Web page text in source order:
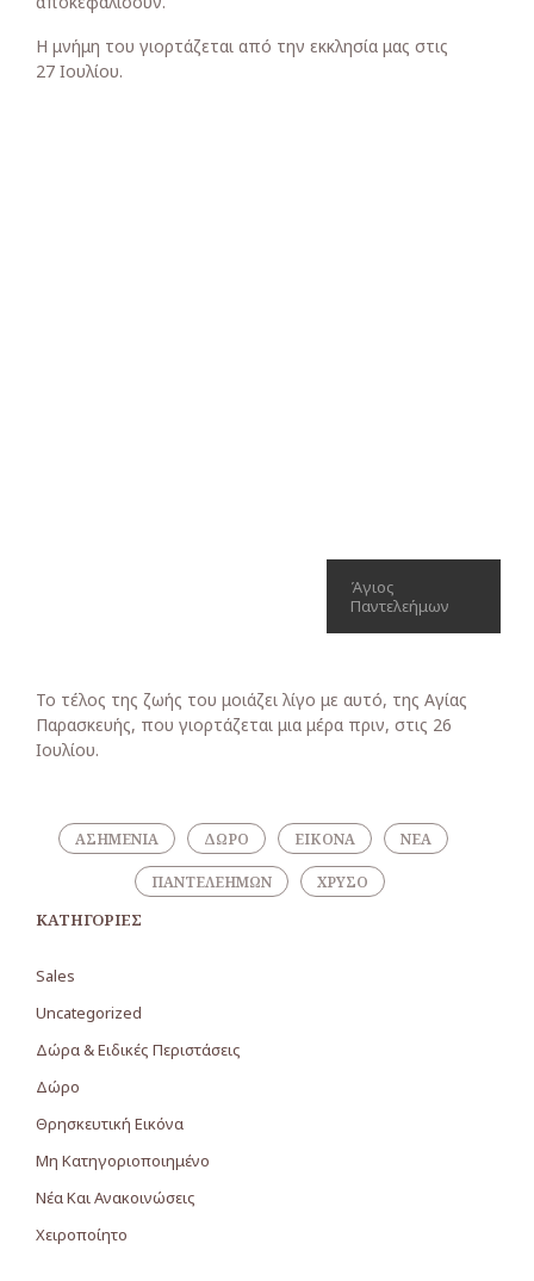
Η μνήμη του γιορτάζεται από την εκκλησία μας στις
27 Ιουλίου.
Άγιος
Παντελεήμων
Το τέλος της ζωής του μοιάζει λίγο με αυτό, της Αγίας
Παρασκευής, που γιορτάζεται μια μέρα πριν, στις 26
Ιουλίου.
ΑΣΗΜΈΝΙΑ ΔΏΡΟ ΕΙΚΌΝΑ ΝΈΑ
ΠΑΝΤΕΛΕΉΜΩΝ ΧΡΥΣΌ
ΚΑΤΗΓΟΡΊΕΣ
Sales
Uncategorized
Δώρα & Ειδικές Περιστάσεις
Δώρο
Θρησκευτική Εικόνα
Μη Κατηγοριοποιημένο
Νέα Και Ανακοινώσεις
Χειροποίητο